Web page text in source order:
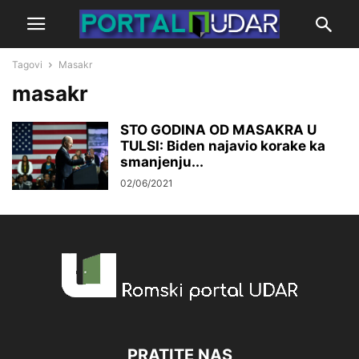
Tagovi Masakr
masakr
STO GODINA OD MASAKRA U
TULSI: Biden najavio korake ka
smanjenju...
02/06/2021
PRATITE NAS